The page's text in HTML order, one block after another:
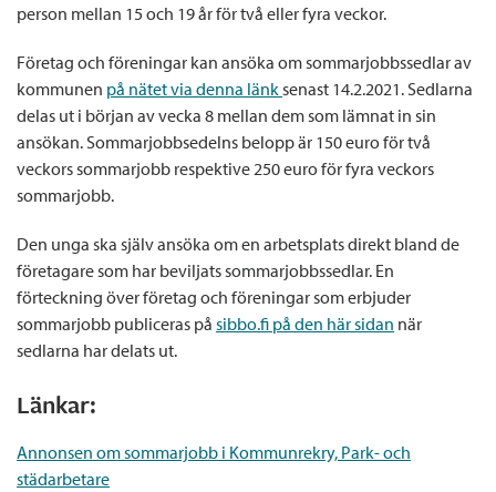
person mellan 15 och 19 år för två eller fyra veckor.
Företag och föreningar kan ansöka om sommarjobbssedlar av
kommunen på nätet via denna länk senast 14.2.2021. Sedlarna
delas ut i början av vecka 8 mellan dem som lämnat in sin
ansökan. Sommarjobbsedelns belopp är 150 euro för två
veckors sommarjobb respektive 250 euro för fyra veckors
sommarjobb.
Den unga ska själv ansöka om en arbetsplats direkt bland de
företagare som har beviljats sommarjobbssedlar. En
förteckning över företag och föreningar som erbjuder
sommarjobb publiceras påsibbo.fi på den här sidan när
sedlarna har delats ut.
Länkar:
Annonsen om sommarjobb i Kommunrekry, Park- och
städarbetare